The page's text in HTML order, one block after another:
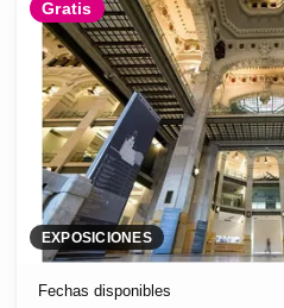
Gratis
EXPOSICIONES
Fechas disponibles